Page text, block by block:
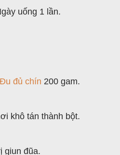
uống 1 lần.
Ðu đủ chín 200 gam.
khô tán thành bột.
giun đũa.